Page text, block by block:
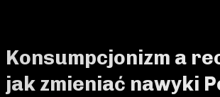
Konsumpcjonizm a
jak zmieniać nawyki